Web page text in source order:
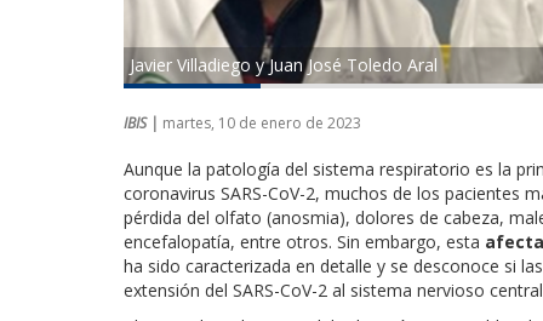
Javier Villadiego y Juan José Toledo Aral
IBIS | martes, 10 de enero de 2023
Aunque la patología del sistema respiratorio es la
coronavirus SARS-CoV-2, muchos de los
pérdida del olfato (anosmia), dolores de cabeza,
encefalopatía, entre otros. Sin embargo, esta
ha sido caracterizada en detalle y se desconoce si
extensión del SARS-CoV-2 al sistema nervioso